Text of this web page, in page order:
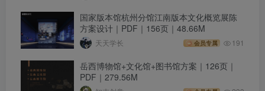
国家版本馆杭州分馆江南版本文化概览展陈
方案设计｜PDF｜156页｜48.66M
天天学长 会员专属 191
岳西博物馆+文化馆+图书馆方案｜126页｜
PDF｜279.56M